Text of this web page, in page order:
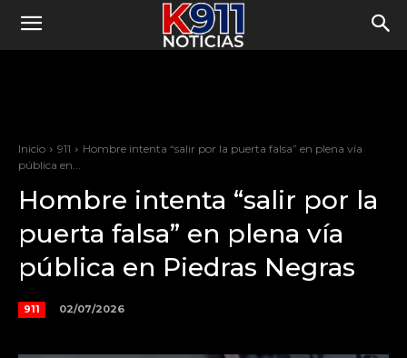
Inicio 911
Hombre intenta “salir por la puerta falsa” en plena vía
pública en...
Hombre intenta “salir por la
puerta falsa” en plena vía
pública en Piedras Negras
911 02/07/2026